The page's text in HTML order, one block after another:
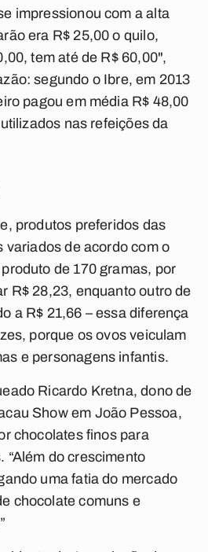
impressionou com a alta
era R$ 25,00 o quilo,
tem até de R$ 60,00",
segundo o Ibre, em 2013
pagou em média R$ 48,00
nas refeições da
produtos preferidos das
variados de acordo com o
de 170 gramas, por
R$ 28,23, enquanto outro de
a R$ 21,66 – essa diferença
porque os ovos veiculam
e personagens infantis.
Ricardo Kretna, dono de
Show em João Pessoa,
chocolates finos para
“Além do crescimento
uma fatia do mercado
chocolate comuns e